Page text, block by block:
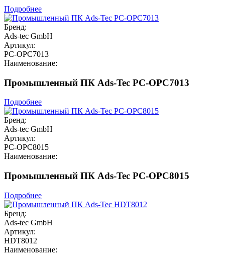
Подробнее
Бренд:
Ads-tec GmbH
Артикул:
PC-OPC7013
Наименование:
Промышленный ПК Ads-Tec PC-OPC7013
Подробнее
Бренд:
Ads-tec GmbH
Артикул:
PC-OPC8015
Наименование:
Промышленный ПК Ads-Tec PC-OPC8015
Подробнее
Бренд:
Ads-tec GmbH
Артикул:
HDT8012
Наименование: